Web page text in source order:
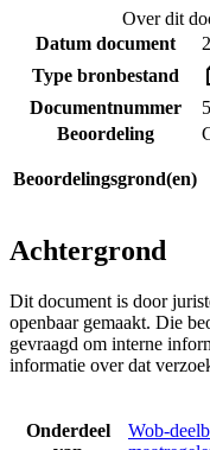
Over dit
Datum document
Type bronbestand
Documentnummer
Beoordeling
Beoordelingsgrond(en)
Achtergrond
Dit document is door
openbaar gemaakt. Die
gevraagd om interne
informatie over dat
Onderdeel
Wob-